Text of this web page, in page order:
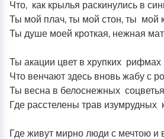
Что, как крылья раскинулись в
Ты мой плач, ты мой стон, ты мой
Ты душе моей кроткая, нежная
Ты акации цвет в хрупких рифмах
Что венчают здесь вновь жабу с
Ты весна в белоснежных
Где расстелены трав изумрудных
Где живут мирно люди с мечтою и